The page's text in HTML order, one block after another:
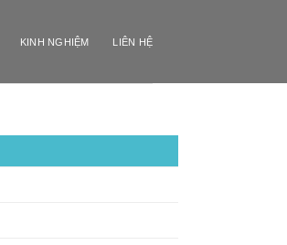
KINH NGHIỆM LIÊN HỆ